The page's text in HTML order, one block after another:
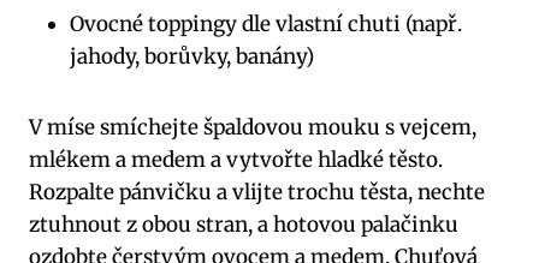
Ovocné toppingy dle vlastní chuti (např.
jahody, borůvky, banány)
V míse smíchejte špaldovou mouku s vejcem,
mlékem a medem a vytvořte hladké těsto.
Rozpalte pánvičku a vlijte trochu těsta, nechte
ztuhnout z obou stran, a hotovou palačinku
ozdobte čerstvým ovocem a medem. Chuťová